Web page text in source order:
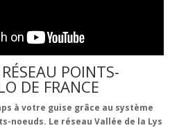
POINTS-
DE FRANCE
à votre guise grâce au système
noeuds. Le réseau Vallée de la Lys